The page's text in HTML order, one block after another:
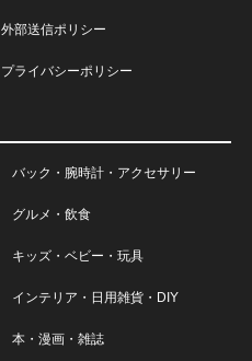
外部送信ポリシー
プライバシーポリシー
バック・腕時計・アクセサリー
グルメ・飲食
キッズ・ベビー・玩具
インテリア・日用雑貨・DIY
本・漫画・雑誌